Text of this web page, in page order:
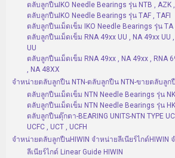
ตลับลูกปืนIKO Needle Bearings รุ่น NTB , AZK ,
ตลับลูกปืนIKO Needle Bearings รุ่น TAF , TAFI
ตลับลูกปืนเม็ดเข็ม IKO Needle Bearings รุ่น TA
ตลับลูกปืนเม็ดเข็ม RNA 49xx UU , NA 49xx UU
UU
ตลับลูกปืนเม็ดเข็ม RNA 49xx , NA 49xx , RNA
, NA 48XX
จำหน่ายตลับลูกปืน NTN-ตลับลูกปืน NTN-ขายตลับลูก
ตลับลูกปืนเม็ดเข็ม NTN Needle Bearings รุ่น NK
ตลับลูกปืนเม็ดเข็ม NTN Needle Bearings รุ่น
ตลับลูกปืนตุ๊กตา-BEARING UNITS-NTN TYPE UC
UCFC , UCT , UCFH
จำหน่ายตลับลูกปืนHIWIN จำหน่ายลีเนียร์ไกด์HIWIN
ลีเนียร์ไกด์ Linear Guide HIWIN